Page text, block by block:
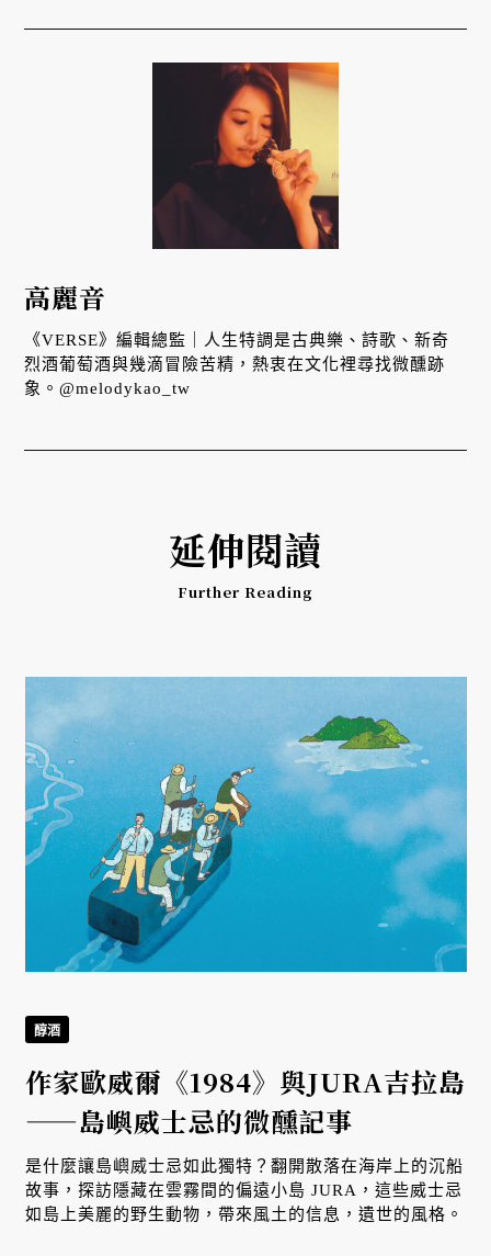
高麗音
《VERSE》編輯總監｜人生特調是古典樂、詩歌、新奇
烈酒葡萄酒與幾滴冒險苦精，熱衷在文化裡尋找微醺跡
象。@melodykao_tw
延伸閱讀
Further Reading
醇酒
作家歐威爾《1984》與JURA吉拉島
——島嶼威士忌的微醺記事
是什麼讓島嶼威士忌如此獨特？翻開散落在海岸上的沉船
故事，探訪隱藏在雲霧間的偏遠小島 JURA，這些威士忌
如島上美麗的野生動物，帶來風土的信息，遺世的風格。